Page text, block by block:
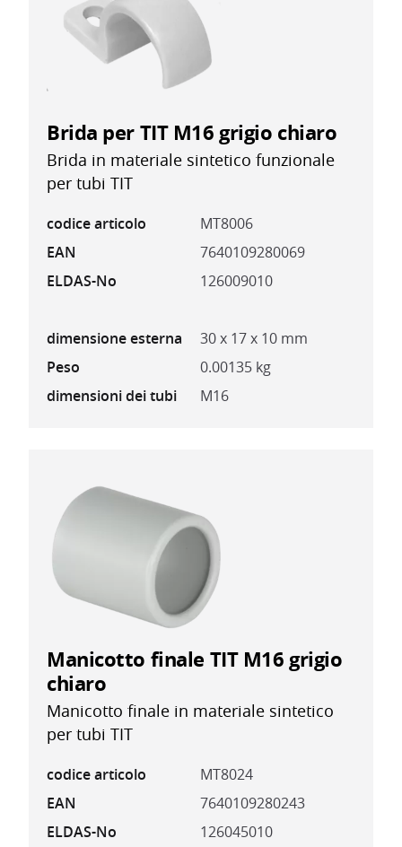
Brida per TIT M16 grigio chiaro
Brida in materiale sintetico funzionale
per tubi TIT
codice articolo
MT8006
EAN
7640109280069
ELDAS-No
126009010
dimensione esterna
30 x 17 x 10 mm
Peso
0.00135 kg
dimensioni dei tubi
M16
Manicotto finale TIT M16 grigio
chiaro
Manicotto finale in materiale sintetico
per tubi TIT
codice articolo
MT8024
EAN
7640109280243
ELDAS-No
126045010